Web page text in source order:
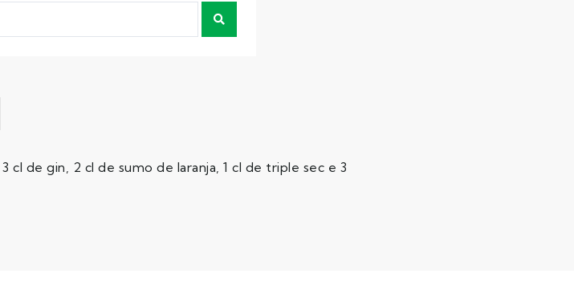
de gin, 2 cl de sumo de laranja, 1 cl de triple sec e 3